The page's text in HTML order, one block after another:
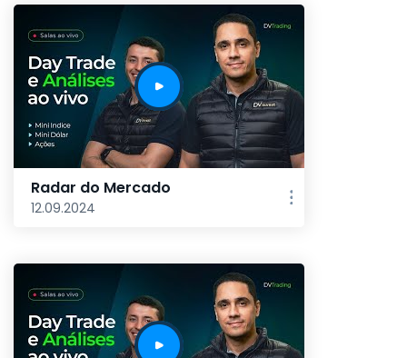
Radar do Mercado
12.09.2024